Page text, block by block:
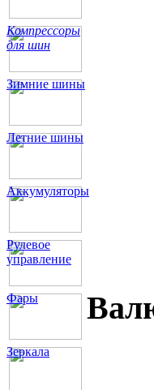
Компрессоры
для шин
Зимние шины
Летние шины
Аккумуляторы
Рулевое
управление
Фары
Зеркала